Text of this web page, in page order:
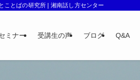
ことばの研究所 | 湘南話し方センター
ミナー 受講生の声 ブログ Q&A